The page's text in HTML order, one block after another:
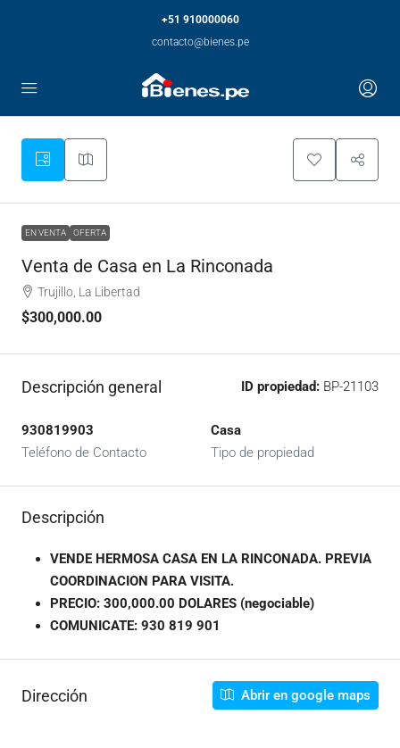
+51 910000060
contacto@bienes.pe
EN VENTA OFERTA
Venta de Casa en La Rinconada
Trujillo, La Libertad
$300,000.00
Descripción general ID propiedad: BP-21103
930819903
Teléfono de Contacto
Casa
Tipo de propiedad
Descripción
VENDE HERMOSA CASA EN LA RINCONADA. PREVIA
COORDINACION PARA VISITA.
PRECIO: 300,000.00 DOLARES (negociable)
COMUNICATE: 930 819 901
Dirección Abrir en google maps